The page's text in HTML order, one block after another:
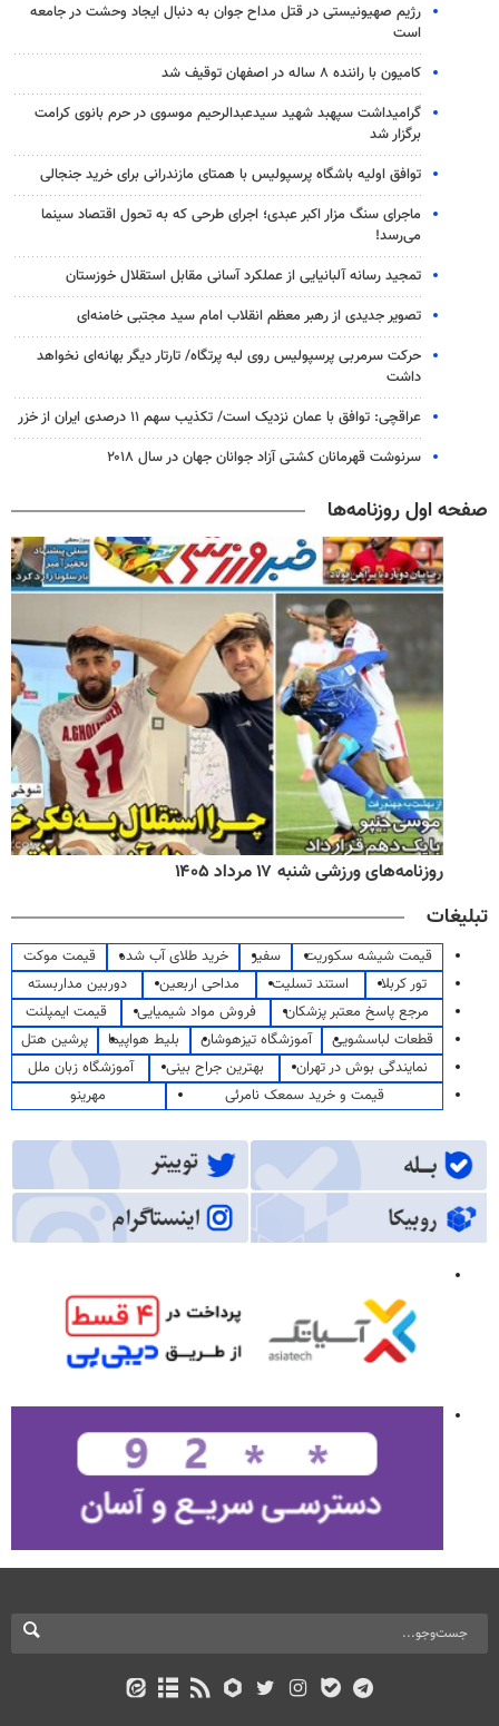
رژیم صهیونیستی در قتل مداح جوان به دنبال ایجاد وحشت در جامعه
است
کامیون با راننده ۸ ساله در اصفهان توقیف شد
گرامیداشت سپهبد شهید سیدعبدالرحیم موسوی در حرم بانوی کرامت
برگزار شد
توافق اولیه باشگاه پرسپولیس با همتای مازندرانی برای خرید جنجالی
ماجرای سنگ مزار اکبر عبدی؛ اجرای طرحی که به تحول اقتصاد سینما
می‌رسد!
تمجید رسانه آلبانیایی از عملکرد آسانی مقابل استقلال خوزستان
تصویر جدیدی از رهبر معظم انقلاب امام سید مجتبی خامنه‌ای
حرکت سرمربی پرسپولیس روی لبه پرتگاه/ تارتار دیگر بهانه‌ای نخواهد
داشت
عراقچی: توافق با عمان نزدیک است/ تکذیب سهم ۱۱ درصدی ایران از خزر
سرنوشت قهرمانان کشتی آزاد جوانان جهان در سال ۲۰۱۸
صفحه اول روزنامه‌ها
روزنامه‌های ورزشی شنبه ۱۷ مرداد ۱۴۰۵
تبلیغات
قیمت شیشه سکوریت سفیر خرید طلای آب شده
قیمت موکت
تور کربلا
استند تسلیت مداحی اربعین
دوربین مداربسته
مرجع پاسخ معتبر پزشکان
فروش مواد شیمیایی
قیمت ایمپلنت
قطعات لباسشویی
آموزشگاه تیزهوشان بلیط هواپیما
پرشین هتل
نمایندگی بوش در تهران
بهترین جراح بینی
آموزشگاه زبان ملل
قیمت و خرید سمعک نامرئی
مهرینو